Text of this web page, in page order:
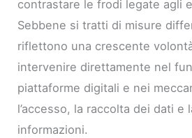
contrastare le frodi legate agli
Sebbene si tratti di misure
riflettono una crescente
intervenire direttamente nel
piattaforme digitali e nei
l’accesso, la raccolta dei dati e
informazioni.